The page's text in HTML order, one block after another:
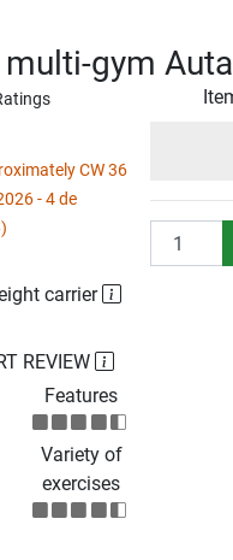
gym
CW 36
- 4 de
carrier
Quantity
REVIEW
Features
Variety of
exercises